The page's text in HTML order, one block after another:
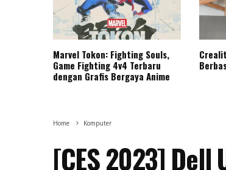
Marvel Tokon: Fighting Souls,
Game Fighting 4v4 Terbaru
dengan Grafis Bergaya Anime
Home Komputer
[CES 2023]